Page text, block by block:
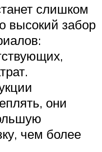
слишком
высокий забор
они
чем более